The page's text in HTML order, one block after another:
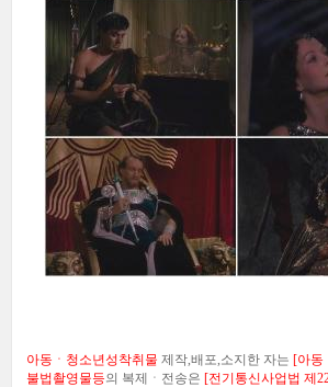
아동ㆍ청소년성착취물 제작,배포,소지한 자는 [아동
불법촬영물등의 복제ㆍ전송은 [전기통신사업법 제